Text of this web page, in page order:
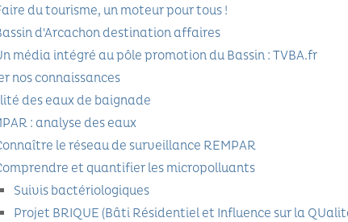
du tourisme, un moteur pour tous !
d'Arcachon destination affaires
média intégré au pôle promotion du Bassin : TVBA.fr
nos connaissances
des eaux de baignade
: analyse des eaux
le réseau de surveillance REMPAR
et quantifier les micropolluants
Suivis bactériologiques
Projet BRIQUE (Bâti Résidentiel et Influence sur la